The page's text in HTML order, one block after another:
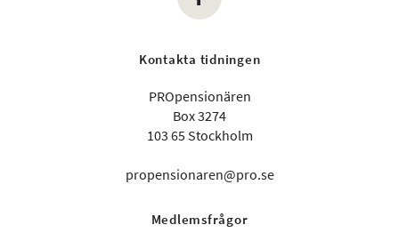
Kontakta tidningen
PROpensionären
Box 3274
103 65 Stockholm
propensionaren@pro.se
Medlemsfrågor